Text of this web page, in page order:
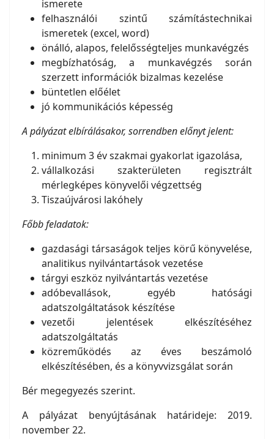
ismerete
felhasználói szintű számítástechnikai
ismeretek (excel, word)
önálló, alapos, felelősségteljes munkavégzés
megbízhatóság, a munkavégzés során
szerzett információk bizalmas kezelése
büntetlen előélet
jó kommunikációs képesség
A pályázat elbírálásakor, sorrendben előnyt jelent:
minimum 3 év szakmai gyakorlat igazolása,
vállalkozási szakterületen regisztrált
mérlegképes könyvelői végzettség
Tiszaújvárosi lakóhely
Főbb feladatok:
gazdasági társaságok teljes körű könyvelése,
analitikus nyilvántartások vezetése
tárgyi eszköz nyilvántartás vezetése
adóbevallások, egyéb hatósági
adatszolgáltatások készítése
vezetői jelentések elkészítéséhez
adatszolgáltatás
közreműködés az éves beszámoló
elkészítésében, és a könyvvizsgálat során
Bér megegyezés szerint.
A pályázat benyújtásának határideje: 2019.
november 22.